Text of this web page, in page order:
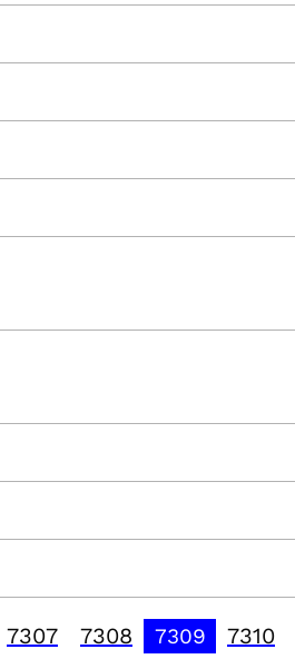
7307 7308 7309 7310